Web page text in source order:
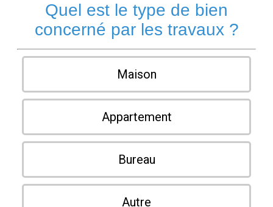
Quel est le type de bien
concerné par les travaux ?
Maison
Appartement
Bureau
Autre